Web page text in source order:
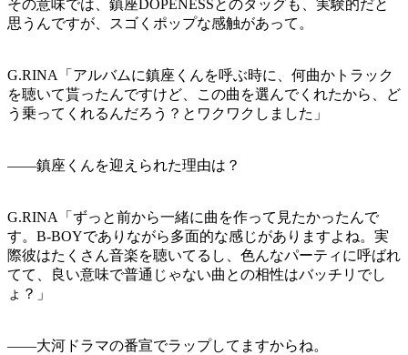
その意味では、鎮座DOPENESSとのタッグも、実験的だと
思うんですが、スゴくポップな感触があって。
G.RINA「アルバムに鎮座くんを呼ぶ時に、何曲かトラック
を聴いて貰ったんですけど、この曲を選んでくれたから、ど
う乗ってくれるんだろう？とワクワクしました」
——鎮座くんを迎えられた理由は？
G.RINA「ずっと前から一緒に曲を作って見たかったんで
す。B-BOYでありながら多面的な感じがありますよね。実
際彼はたくさん音楽を聴いてるし、色んなパーティに呼ばれ
てて、良い意味で普通じゃない曲との相性はバッチリでし
ょ？」
——大河ドラマの番宣でラップしてますからね。